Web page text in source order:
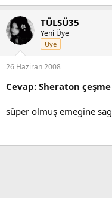
TÜLSÜ35
Yeni Üye
Üye
26 Haziran 2008
Cevap: Sheraton
süper olmuş emegine